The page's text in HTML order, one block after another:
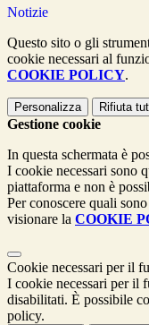
Notizie
Questo sito o gli
cookie necessari al
COOKIE POLICY.
Personalizza Rifiuta
Gestione cookie
In questa schermata è
I cookie necessari sono
piattaforma e non è
Per conoscere quali
visionare la COOKIE
Cookie necessari per il
I cookie necessari per il
disabilitati. È possibile
policy.